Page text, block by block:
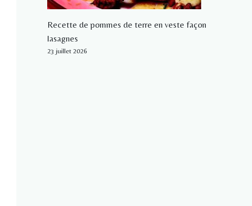
Recette de pommes de terre en veste façon
lasagnes
23 juillet 2026